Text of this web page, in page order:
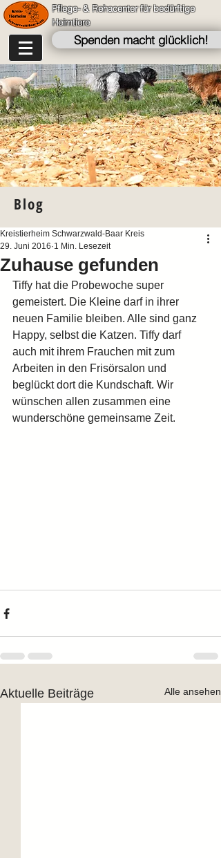
Pflege- & Rehacenter für bedürftige
Heimtiere
Spenden macht glücklich!
Blog
Zuhause gefunden
Kreistierheim Schwarzwald-Baar Kreis
29. Juni 2016 1 Min. Lesezeit
Tiffy hat die Probewoche super
gemeistert. Die Kleine darf in ihrer
neuen Familie bleiben. Alle sind ganz
Happy, selbst die Katzen. Tiffy darf
auch mit ihrem Frauchen mit zum
Arbeiten in den Frisörsalon und
beglückt dort die Kundschaft. Wir
wünschen allen zusammen eine
wunderschöne gemeinsame Zeit.
Aktuelle Beiträge Alle ansehen